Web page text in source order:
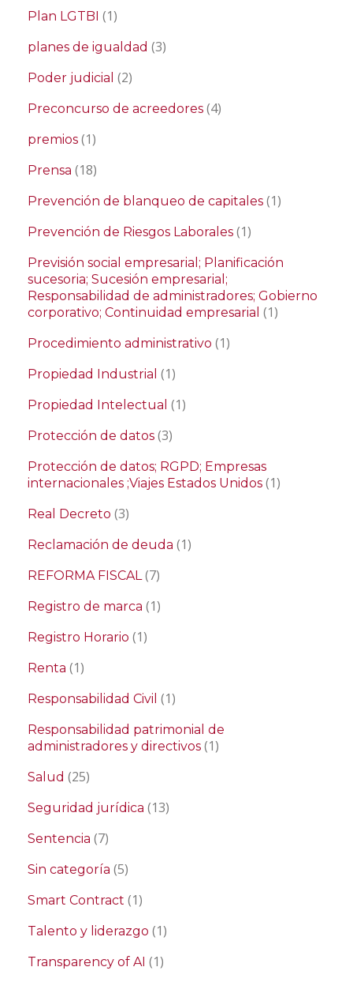
Plan LGTBI (1)
planes de igualdad (3)
Poder judicial (2)
Preconcurso de acreedores (4)
premios (1)
Prensa (18)
Prevención de blanqueo de capitales (1)
Prevención de Riesgos Laborales (1)
Previsión social empresarial; Planificación
sucesoria; Sucesión empresarial;
Responsabilidad de administradores; Gobierno
corporativo; Continuidad empresarial (1)
Procedimiento administrativo (1)
Propiedad Industrial (1)
Propiedad Intelectual (1)
Protección de datos (3)
Protección de datos; RGPD; Empresas
internacionales ;Viajes Estados Unidos (1)
Real Decreto (3)
Reclamación de deuda (1)
REFORMA FISCAL (7)
Registro de marca (1)
Registro Horario (1)
Renta (1)
Responsabilidad Civil (1)
Responsabilidad patrimonial de
administradores y directivos (1)
Salud (25)
Seguridad jurídica (13)
Sentencia (7)
Sin categoría (5)
Smart Contract (1)
Talento y liderazgo (1)
Transparency of AI (1)